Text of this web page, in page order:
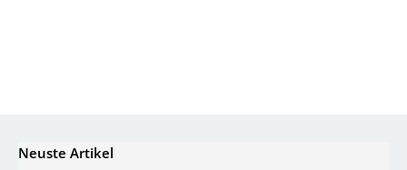
Neuste Artikel